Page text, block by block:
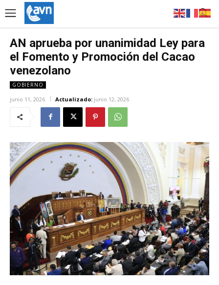
AN aprueba por unanimidad Ley para
el Fomento y Promoción del Cacao
venezolano
GOBIERNO
junio 11, 2026 Actualizado: junio 12, 2026